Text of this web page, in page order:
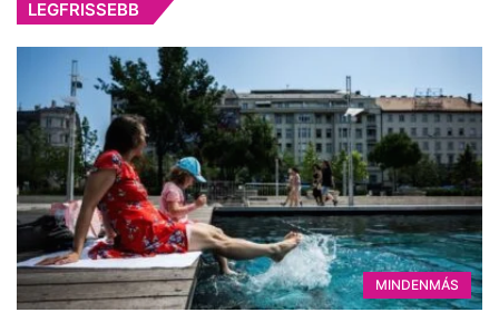
LEGFRISSEBB
MINDENMÁS